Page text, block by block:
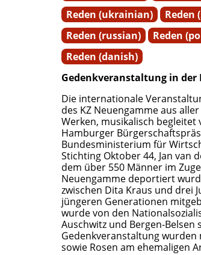
Reden (ukrainian)
Reden
Reden (russian)
Reden
Reden (danish)
Gedenkveranstaltung in der
Die internationale
des KZ Neuengamme aus
Werken, musikalisch
Hamburger
Bundesministerium für
Stichting Oktober 44, Jan van
dem über 550 Männer im
Neuengamme deportiert
zwischen Dita Kraus und drei
jüngeren Generationen
wurde von den
Auschwitz und Bergen-Belsen
Gedenkveranstaltung
sowie Rosen am ehemaligen